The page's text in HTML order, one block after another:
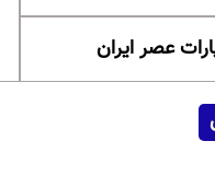
عصر ایران